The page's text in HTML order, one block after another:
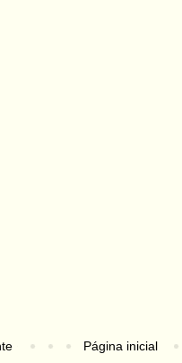
Página inicial